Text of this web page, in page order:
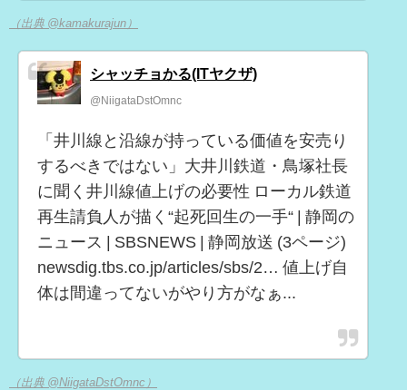
（出典 @kamakurajun）
シャッチョかる(ITヤクザ)
@NiigataDstOmnc
「井川線と沿線が持っている価値を安売り
するべきではない」大井川鉄道・鳥塚社長
に聞く井川線値上げの必要性 ローカル鉄道
再生請負人が描く“起死回生の一手“ | 静岡の
ニュース | SBSNEWS | 静岡放送 (3ページ)
newsdig.tbs.co.jp/articles/sbs/2… 値上げ自
体は間違ってないがやり方がなぁ...
（出典 @NiigataDstOmnc）